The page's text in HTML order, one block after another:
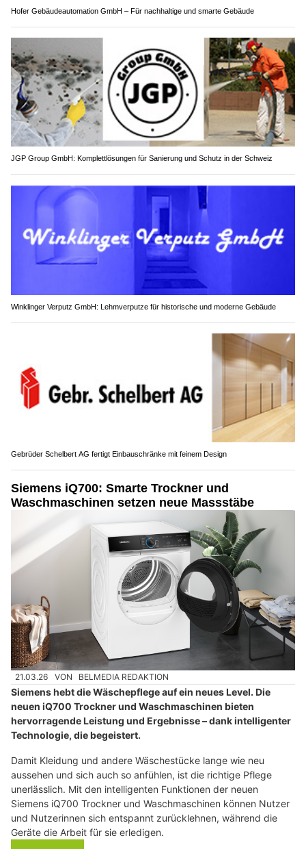
Hofer Gebäudeautomation GmbH – Für nachhaltige und smarte Gebäude
JGP Group GmbH: Komplettlösungen für Sanierung und Schutz in der Schweiz
Winklinger Verputz GmbH: Lehmverputze für historische und moderne Gebäude
Gebrüder Schelbert AG fertigt Einbauschränke mit feinem Design
Siemens iQ700: Smarte Trockner und
Waschmaschinen setzen neue Massstäbe
21.03.26 VON BELMEDIA REDAKTION
Siemens hebt die Wäschepflege auf ein neues Level. Die
neuen iQ700 Trockner und Waschmaschinen bieten
hervorragende Leistung und Ergebnisse – dank intelligenter
Technologie, die begeistert.
Damit Kleidung und andere Wäschestücke lange wie neu
aussehen und sich auch so anfühlen, ist die richtige Pflege
unerlässlich. Mit den intelligenten Funktionen der neuen
Siemens iQ700 Trockner und Waschmaschinen können Nutzer
und Nutzerinnen sich entspannt zurücklehnen, während die
Geräte die Arbeit für sie erledigen.